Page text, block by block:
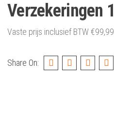
Verzekeringen 1
Vaste prijs inclusief BTW€99,99
Share On: